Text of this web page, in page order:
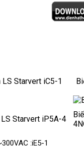
LS Starvert iC5-1
LS Starvert iP5A-4
:iE5-1